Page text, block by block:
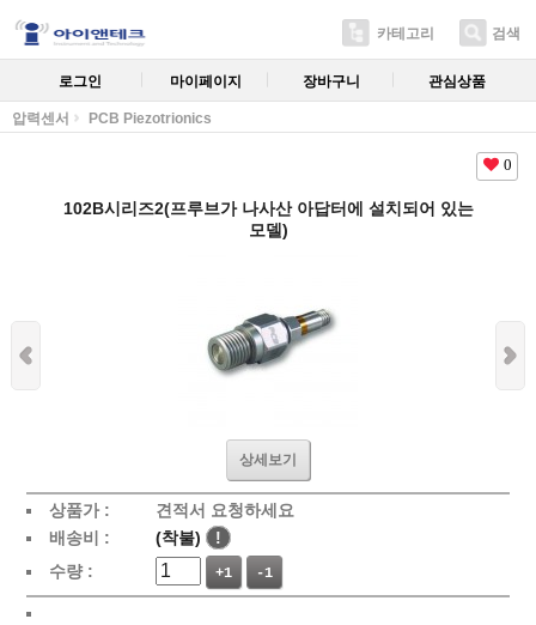
카테고리 검색
로그인 마이페이지 장바구니 관심상품
압력센서 PCB Piezotrionics
0
102B시리즈2(프루브가 나사산 아답터에 설치되어 있는
모델)
상세보기
상품가 :
견적서 요청하세요
배송비 :
(착불)
!
수량 :
+1 -1